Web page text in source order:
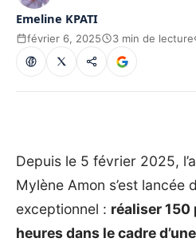
Emeline KPATI
février 6, 2025 3 min de lecture
Depuis le 5 février 2025,
Mylène Amon s’est lancée
exceptionnel : réaliser 150
heures dans le cadre